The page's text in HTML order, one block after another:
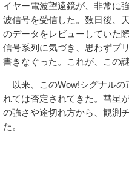
イヤー電波望遠鏡が、非常に
波信号を受信した。数日後、
のデータをレビューしていた
信号系列に気づき、思わずプ
書きなぐった。これが、この
以来、このWow!シグナルの
れては否定されてきた。彗星
の強さや途切れ方から、観測
た。